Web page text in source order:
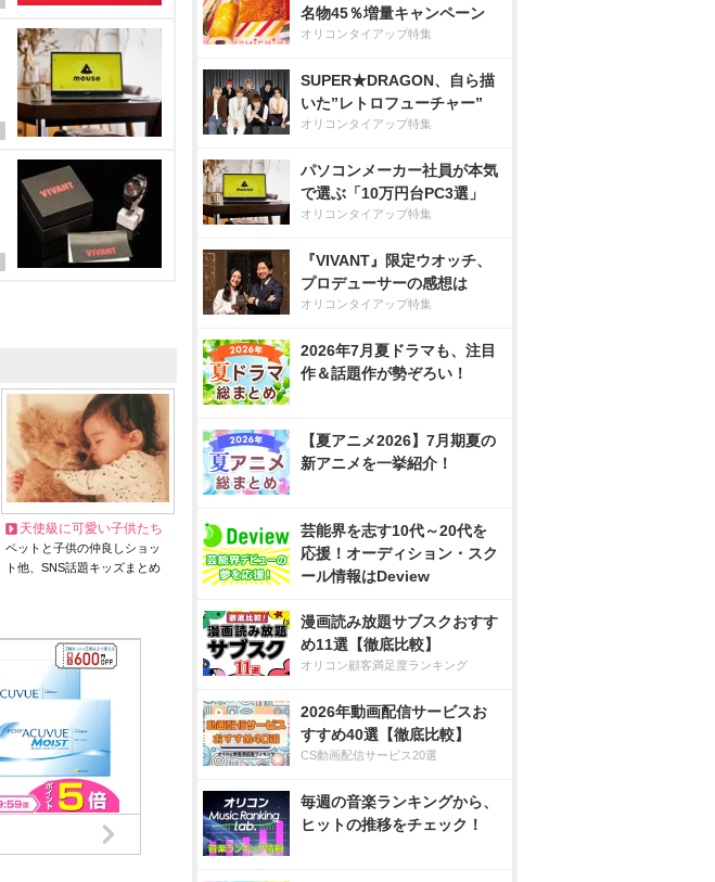
天使級に可愛い子供たち
ペットと子供の仲良しショッ
ト他、SNS話題キッズまとめ
名物45％増量キャンペーン
オリコンタイアップ特集
SUPER★DRAGON、自ら描
いた”レトロフューチャー”
オリコンタイアップ特集
パソコンメーカー社員が本気
で選ぶ「10万円台PC3選」
オリコンタイアップ特集
『VIVANT』限定ウオッチ、
プロデューサーの感想は
オリコンタイアップ特集
2026年7月夏ドラマも、注目
作＆話題作が勢ぞろい！
【夏アニメ2026】7月期夏の
新アニメを一挙紹介！
芸能界を志す10代～20代を
応援！オーディション・スク
ール情報はDeview
漫画読み放題サブスクおすす
め11選【徹底比較】
オリコン顧客満足度ランキング
2026年動画配信サービスお
すすめ40選【徹底比較】
CS動画配信サービス20選
毎週の音楽ランキングから、
ヒットの推移をチェック！